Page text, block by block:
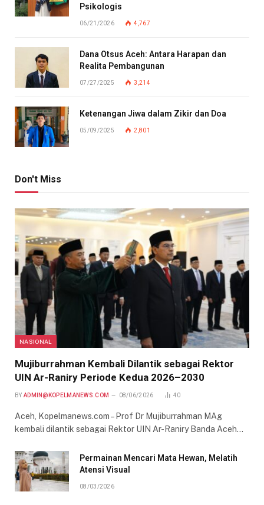
Psikologis
06/21/2026 4,767
Dana Otsus Aceh: Antara Harapan dan
Realita Pembangunan
07/27/2025 3,214
Ketenangan Jiwa dalam Zikir dan Doa
05/09/2025 2,801
Don't Miss
NASIONAL
Mujiburrahman Kembali Dilantik sebagai Rektor
UIN Ar-Raniry Periode Kedua 2026–2030
BY ADMIN@KOPELMANEWS.COM 08/06/2026 40
Aceh, Kopelmanews.com – Prof Dr Mujiburrahman MAg
kembali dilantik sebagai Rektor UIN Ar-Raniry Banda Aceh…
Permainan Mencari Mata Hewan, Melatih
Atensi Visual
08/03/2026